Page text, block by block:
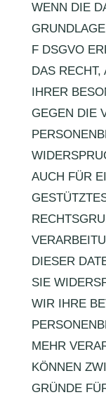
WENN DIE
F DSGVO
DAS
IHRER
GEGEN DIE
AUCH FÜR
DIESER
SIE
WIR IHRE
MEHR
KÖNNEN
GRÜNDE